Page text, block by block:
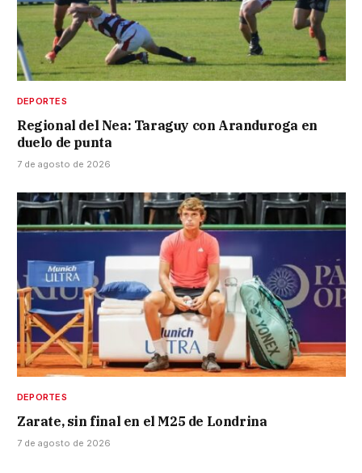
DEPORTES
Regional del Nea: Taraguy con Aranduroga en
duelo de punta
7 de agosto de 2026
DEPORTES
Zarate, sin final en el M25 de Londrina
7 de agosto de 2026